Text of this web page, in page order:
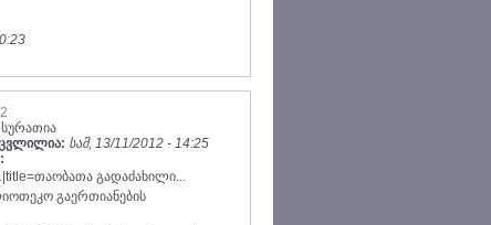
სამ, 13/11/2012 - 14:25
გადაძახილი...
გაერთიანების